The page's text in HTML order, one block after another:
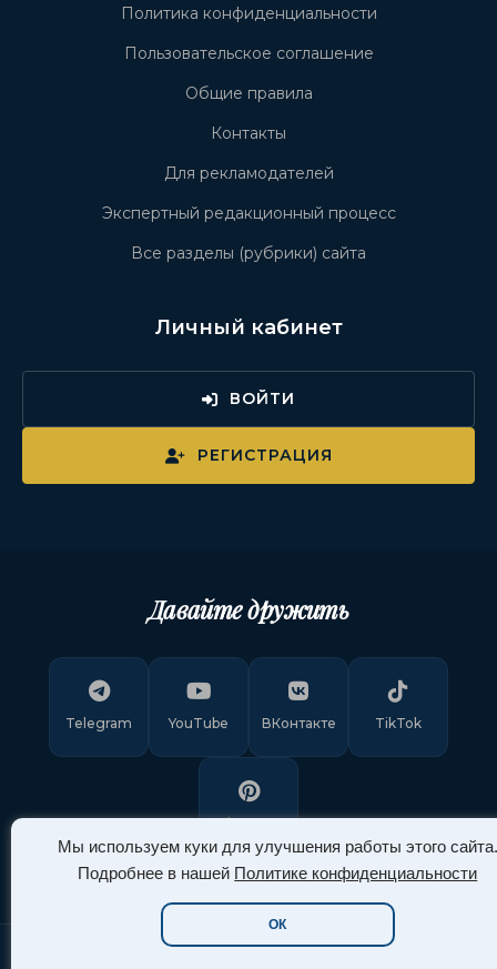
Мы используем куки для улучшения работы этого сайта.
Подробнее в нашей Политике конфиденциальности
ОК
Политика конфиденциальности
Пользовательское соглашение
Общие правила
Контакты
Для рекламодателей
Экспертный редакционный процесс
Все разделы (рубрики) сайта
Личный кабинет
ВОЙТИ
РЕГИСТРАЦИЯ
Давайте дружить
Telegram YouTube ВКонтакте TikTok
Pinterest